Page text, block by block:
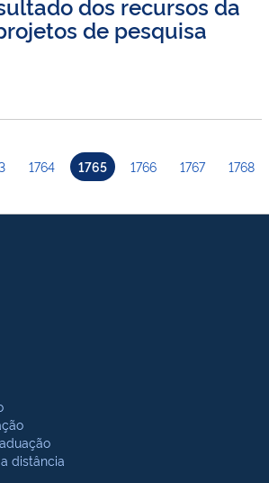
de pesquisa
1764 1765 1766 1767 1768
distância